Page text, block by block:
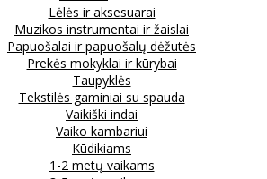
Lėlės ir aksesuarai
Muzikos instrumentai ir žaislai
Papuošalai ir papuošalų dėžutės
Prekės mokyklai ir kūrybai
Taupyklės
Tekstilės gaminiai su spauda
Vaikiški indai
Vaiko kambariui
Kūdikiams
1-2 metų vaikams